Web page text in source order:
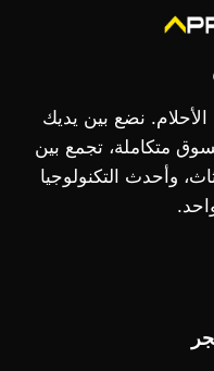
نضع بين يديك
متكاملة، تجمع بين
وأحدث التكنولوجيا